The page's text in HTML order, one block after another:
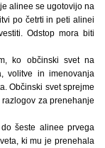
alinee se ugotovijo na
po četrti in peti alinei
Odstop mora biti
ko občinski svet na
volitve in imenovanja
Občinski svet sprejme
za prenehanje
šeste alinee prvega
ki mu je prenehala